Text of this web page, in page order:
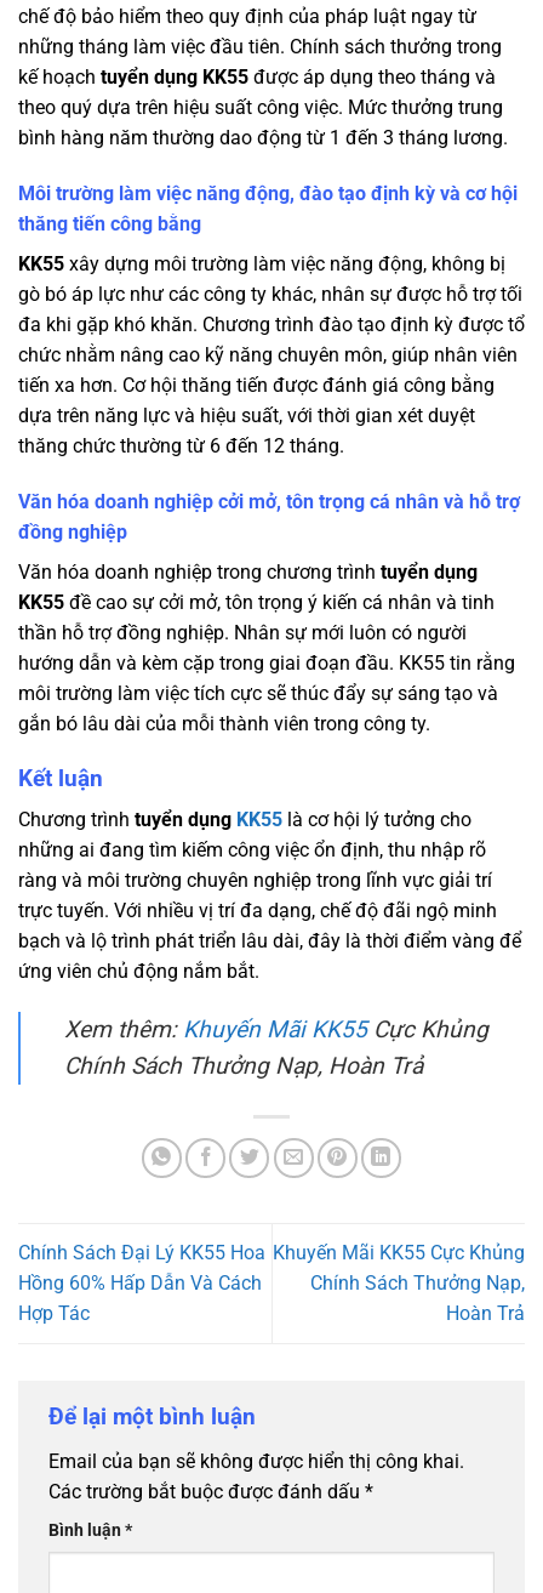
chế độ bảo hiểm theo quy định của pháp luật ngay từ
những tháng làm việc đầu tiên. Chính sách thưởng trong
kế hoạch tuyển dụng KK55 được áp dụng theo tháng và
theo quý dựa trên hiệu suất công việc. Mức thưởng trung
bình hàng năm thường dao động từ 1 đến 3 tháng lương.
Môi trường làm việc năng động, đào tạo định kỳ và cơ hội
thăng tiến công bằng
KK55 xây dựng môi trường làm việc năng động, không bị
gò bó áp lực như các công ty khác, nhân sự được hỗ trợ tối
đa khi gặp khó khăn. Chương trình đào tạo định kỳ được tổ
chức nhằm nâng cao kỹ năng chuyên môn, giúp nhân viên
tiến xa hơn. Cơ hội thăng tiến được đánh giá công bằng
dựa trên năng lực và hiệu suất, với thời gian xét duyệt
thăng chức thường từ 6 đến 12 tháng.
Văn hóa doanh nghiệp cởi mở, tôn trọng cá nhân và hỗ trợ
đồng nghiệp
Văn hóa doanh nghiệp trong chương trình tuyển dụng
KK55 đề cao sự cởi mở, tôn trọng ý kiến cá nhân và tinh
thần hỗ trợ đồng nghiệp. Nhân sự mới luôn có người
hướng dẫn và kèm cặp trong giai đoạn đầu. KK55 tin rằng
môi trường làm việc tích cực sẽ thúc đẩy sự sáng tạo và
gắn bó lâu dài của mỗi thành viên trong công ty.
Kết luận
Chương trình tuyển dụng KK55 là cơ hội lý tưởng cho
những ai đang tìm kiếm công việc ổn định, thu nhập rõ
ràng và môi trường chuyên nghiệp trong lĩnh vực giải trí
trực tuyến. Với nhiều vị trí đa dạng, chế độ đãi ngộ minh
bạch và lộ trình phát triển lâu dài, đây là thời điểm vàng để
ứng viên chủ động nắm bắt.
Xem thêm: Khuyến Mãi KK55Cực Khủng
Chính Sách Thưởng Nạp, Hoàn Trả
Chính Sách Đại Lý KK55 Hoa
Hồng 60% Hấp Dẫn Và Cách
Hợp Tác
Khuyến Mãi KK55 Cực Khủng
Chính Sách Thưởng Nạp,
Hoàn Trả
Để lại một bình luận
Email của bạn sẽ không được hiển thị công khai.
Các trường bắt buộc được đánh dấu *
Bình luận*